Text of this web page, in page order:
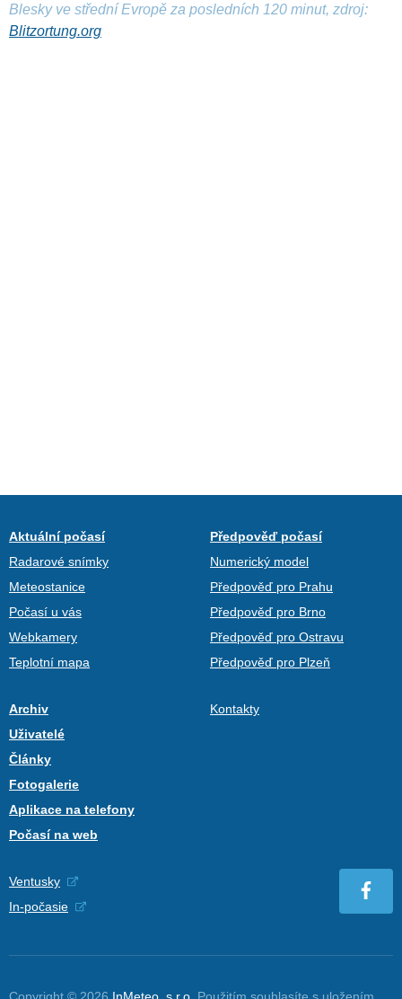
Blesky ve střední Evropě za posledních 120 minut, zdroj:
Blitzortung.org
Aktuální počasí
Radarové snímky
Meteostanice
Počasí u vás
Webkamery
Teplotní mapa
Předpověď počasí
Numerický model
Předpověď pro Prahu
Předpověď pro Brno
Předpověď pro Ostravu
Předpověď pro Plzeň
Archiv
Uživatelé
Články
Fotogalerie
Aplikace na telefony
Počasí na web
Kontakty
Ventusky
In-počasie
Copyright © 2026 InMeteo, s.r.o. Použitím souhlasíte s uložením